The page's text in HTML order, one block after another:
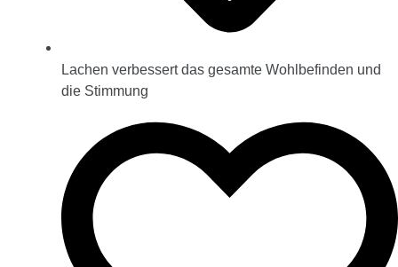
Lachen verbessert das gesamte Wohlbefinden und
die Stimmung